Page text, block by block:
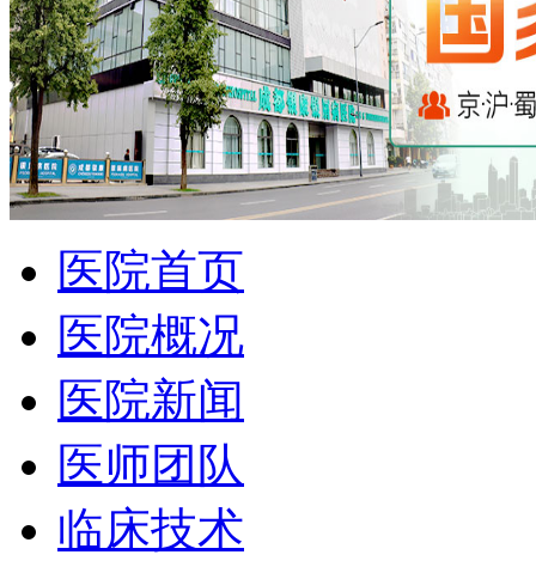
医院首页
医院概况
医院新闻
医师团队
临床技术